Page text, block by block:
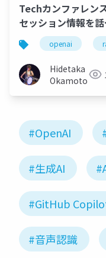
Techカンファレン
セッション情報を
RAGを作ってみた話
openai
Hidetaka
Okamoto
#OpenAI
#生成AI
#GitHub
#音声認識